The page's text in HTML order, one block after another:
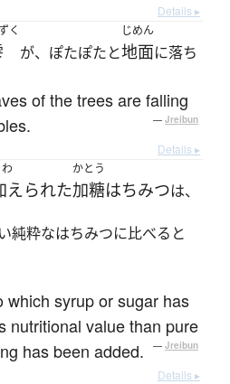
Details ▸
く
が、ぽたぽたと
じめん
地面に落ち
of the trees are falling
— Jreibun
Details ▸
えられた
かとう
加糖はちみつは、
純粋なはちみつに比べると
which syrup or sugar has
nutritional value than pure
has been added.
— Jreibun
Details ▸